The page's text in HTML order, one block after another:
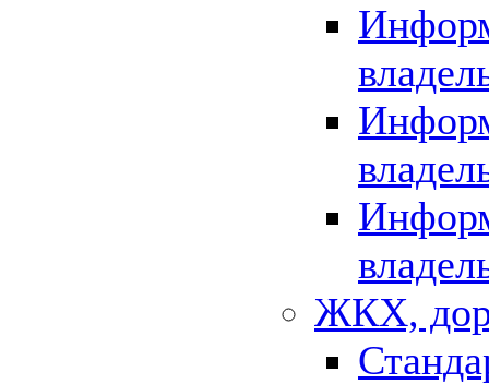
ЖКХ,